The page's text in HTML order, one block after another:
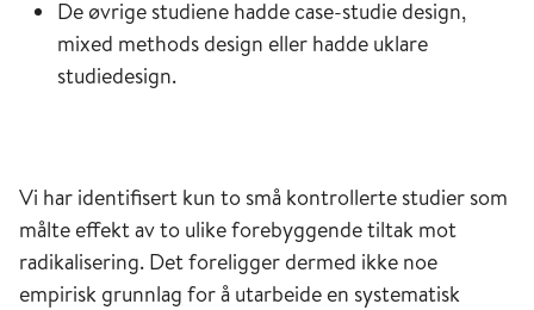
De øvrige studiene hadde case-studie design,
mixed methods design eller hadde uklare
studiedesign.
Vi har identifisert kun to små kontrollerte studier som
målte effekt av to ulike forebyggende tiltak mot
radikalisering. Det foreligger dermed ikke noe
empirisk grunnlag for å utarbeide en systematisk